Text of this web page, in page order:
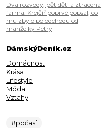
Dva rozvody, pět dětí a ztracená
farma. Krejčíř poprvé popsal, co
mu zbylo po odchodu od
manželky Petry
DámskýDeník.cz
Domácnost
Krása
Lifestyle
Móda
Vztahy
#počasí